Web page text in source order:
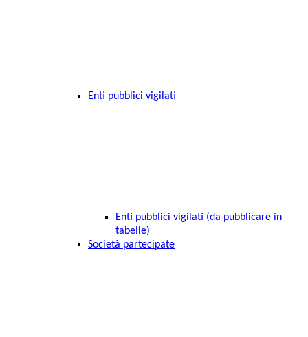
Enti pubblici vigilati
Enti pubblici vigilati (da pubblicare in
tabelle)
Società partecipate